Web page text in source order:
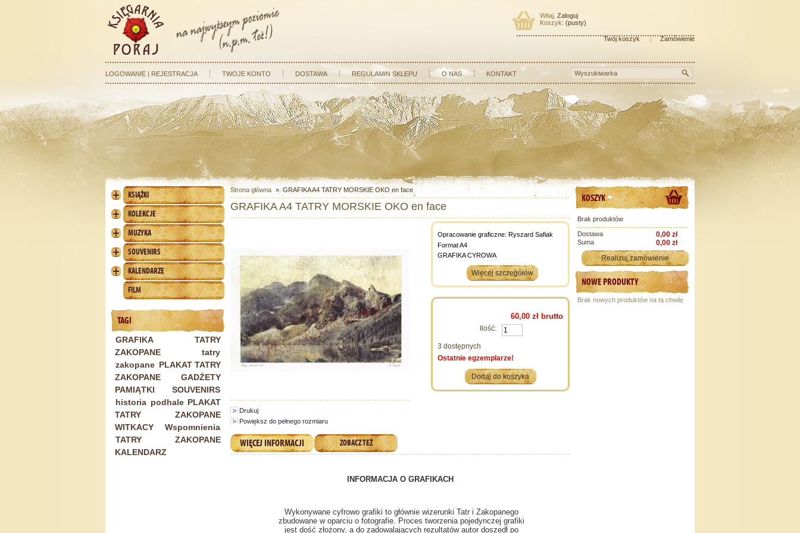
Witaj, Zaloguj
Koszyk: (pusty)
Twój koszyk Zamówienie
LOGOWANIE | REJESTRACJA TWOJE KONTO DOSTAWA REGULAMIN SKLEPU O NAS KONTAKT
KSIĄŻKI
KOLEKCJE
MUZYKA
SOUVENIRS
KALENDARZE
FILM
TAGI
GRAFIKA TATRY
ZAKOPANE
tatry
zakopane PLAKAT TATRY
ZAKOPANE
GADŻETY
PAMIĄTKI SOUVENIRS
historia podhale PLAKAT
TATRY ZAKOPANE
WITKACY
Wspomnienia
TATRY ZAKOPANE
KALENDARZ
Strona główna » GRAFIKA A4 TATRY MORSKIE OKO en face
GRAFIKA A4 TATRY MORSKIE OKO en face
Drukuj
Powiększ do pełnego rozmiaru
Opracowanie graficzne: Ryszard Safiak
Format A4
GRAFIKA CYROWA
Więcej szczegółów
60,00 złbrutto
Ilość:
3 dostępnych
Ostatnie egzemplarze!
WIĘCEJ INFORMACJI ZOBACZ TEŻ
INFORMACJA O GRAFIKACH
Wykonywane cyfrowo grafiki to głównie wizerunki Tatr i Zakopanego
zbudowane w oparciu o fotografie. Proces tworzenia pojedynczej grafiki
jest dość złożony, a do zadowalających rezultatów autor doszedł po
KOSZYK
Brak produktów
Dostawa 0,00 zł
Suma
0,00 zł
Realizuj zamówienie
NOWE PRODUKTY
Brak nowych produktów na tą chwilę